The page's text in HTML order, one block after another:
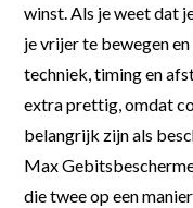
winst. Als je weet dat
je vrijer te bewegen
techniek, timing en
extra prettig, omdat
belangrijk zijn als
Max
die twee op een